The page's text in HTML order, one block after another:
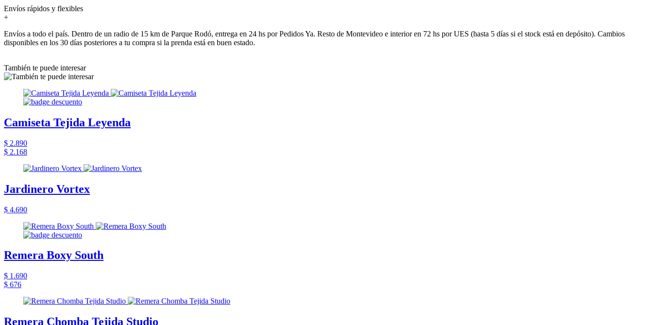
Envíos rápidos y flexibles
+
Envíos a todo el país. Dentro de un radio de 15 km de Parque Rodó, entrega en 24 hs por Pedidos Ya. Resto de Montevideo e interior en 72 hs por UES (hasta 5 días si el stock está en depósito). Cambios
disponibles en los 30 días posteriores a tu compra si la prenda está en buen estado.
También te puede interesar
Camiseta Tejida Leyenda
$ 2.890
$ 2.168
Jardinero Vortex
$ 4.690
Remera Boxy South
$ 1.690
$ 676
Remera Chomba Tejida Studio